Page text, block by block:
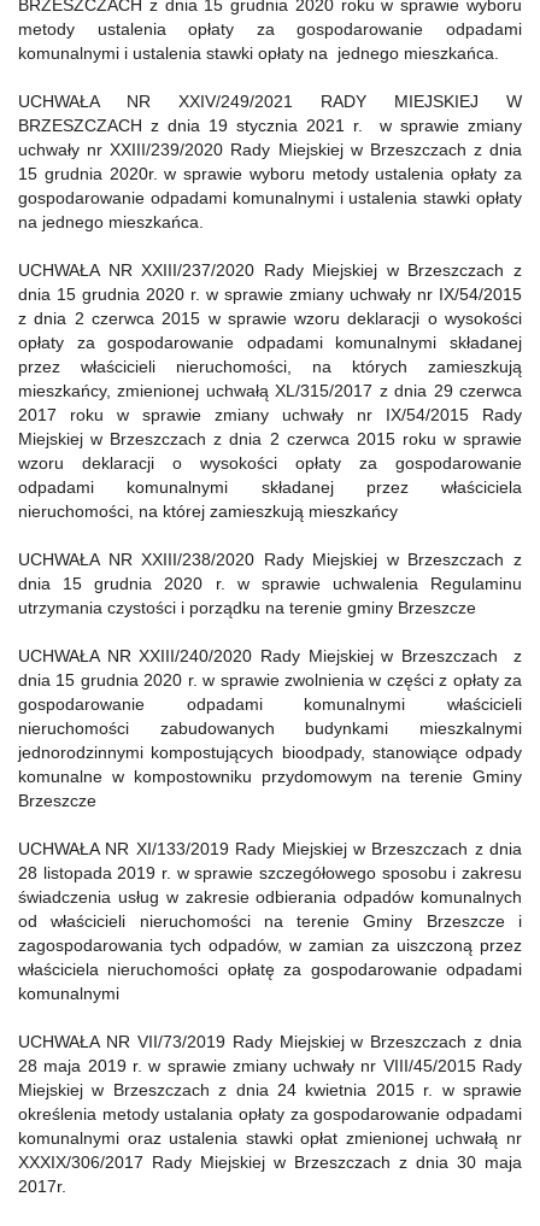
BRZESZCZACH z dnia 15 grudnia 2020 roku w sprawie wyboru
metody ustalenia opłaty za gospodarowanie odpadami
komunalnymi i ustalenia stawki opłaty na jednego mieszkańca.
UCHWAŁA NR XXIV/249/2021 RADY MIEJSKIEJ W
BRZESZCZACH z dnia 19 stycznia 2021 r. w sprawie zmiany
uchwały nr XXIII/239/2020 Rady Miejskiej w Brzeszczach z dnia
15 grudnia 2020r. w sprawie wyboru metody ustalenia opłaty za
gospodarowanie odpadami komunalnymi i ustalenia stawki opłaty
na jednego mieszkańca.
UCHWAŁA NR XXIII/237/2020 Rady Miejskiej w Brzeszczach z
dnia 15 grudnia 2020 r. w sprawie zmiany uchwały nr IX/54/2015
z dnia 2 czerwca 2015 w sprawie wzoru deklaracji o wysokości
opłaty za gospodarowanie odpadami komunalnymi składanej
przez właścicieli nieruchomości, na których zamieszkują
mieszkańcy, zmienionej uchwałą XL/315/2017 z dnia 29 czerwca
2017 roku w sprawie zmiany uchwały nr IX/54/2015 Rady
Miejskiej w Brzeszczach z dnia 2 czerwca 2015 roku w sprawie
wzoru deklaracji o wysokości opłaty za gospodarowanie
odpadami komunalnymi składanej przez właściciela
nieruchomości, na której zamieszkują mieszkańcy
UCHWAŁA NR XXIII/238/2020 Rady Miejskiej w Brzeszczach z
dnia 15 grudnia 2020 r. w sprawie uchwalenia Regulaminu
utrzymania czystości i porządku na terenie gminy Brzeszcze
UCHWAŁA NR XXIII/240/2020 Rady Miejskiej w Brzeszczach z
dnia 15 grudnia 2020 r. w sprawie zwolnienia w części z opłaty za
gospodarowanie odpadami komunalnymi właścicieli
nieruchomości zabudowanych budynkami mieszkalnymi
jednorodzinnymi kompostujących bioodpady, stanowiące odpady
komunalne w kompostowniku przydomowym na terenie Gminy
Brzeszcze
UCHWAŁA NR XI/133/2019 Rady Miejskiej w Brzeszczach z dnia
28 listopada 2019 r. w sprawie szczegółowego sposobu i zakresu
świadczenia usług w zakresie odbierania odpadów komunalnych
od właścicieli nieruchomości na terenie Gminy Brzeszcze i
zagospodarowania tych odpadów, w zamian za uiszczoną przez
właściciela nieruchomości opłatę za gospodarowanie odpadami
komunalnymi
UCHWAŁA NR VII/73/2019 Rady Miejskiej w Brzeszczach z dnia
28 maja 2019 r. w sprawie zmiany uchwały nr VIII/45/2015 Rady
Miejskiej w Brzeszczach z dnia 24 kwietnia 2015 r. w sprawie
określenia metody ustalania opłaty za gospodarowanie odpadami
komunalnymi oraz ustalenia stawki opłat zmienionej uchwałą nr
XXXIX/306/2017 Rady Miejskiej w Brzeszczach z dnia 30 maja
2017r.